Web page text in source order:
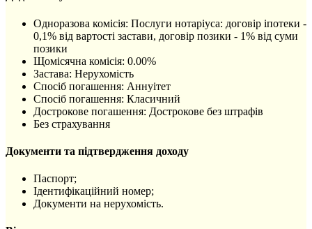
Одноразова комісія: Послуги нотаріуса: договір іпотеки -
0,1% від вартості застави, договір позики - 1% від суми
позики
Щомісячна комісія: 0.00%
Застава: Нерухомість
Спосіб погашення: Aннуітет
Спосіб погашення: Класичний
Дострокове погашення: Дострокове без штрафів
Без страхування
Документи та підтвердження доходу
Паспорт;
Ідентифікаційний номер;
Документи на нерухомість.